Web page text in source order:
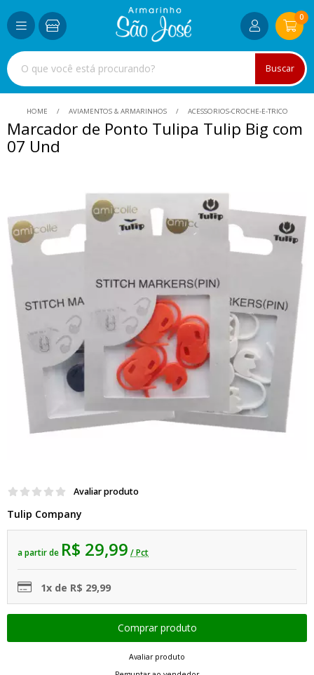
Buscar
0
HOME AVIAMENTOS & ARMARINHOS ACESSORIOS-CROCHE-E-TRICO
Marcador de Ponto Tulipa Tulip Big com
07 Und
Avaliar produto
Tulip Company
a partir de R$ 29,99 / Pct
1x de R$ 29,99
Avaliar produto